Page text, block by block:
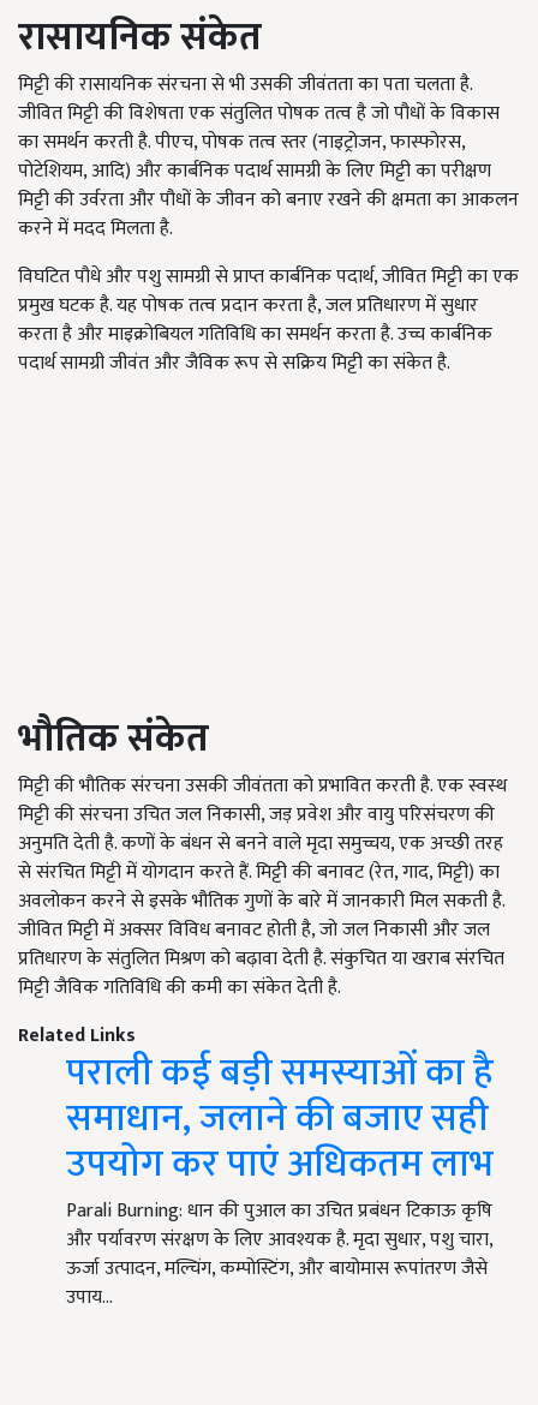
रासायनिक संकेत
मिट्टी की रासायनिक संरचना से भी उसकी जीवंतता का पता चलता है.
जीवित मिट्टी की विशेषता एक संतुलित पोषक तत्व है जो पौधों के विकास
का समर्थन करती है. पीएच, पोषक तत्व स्तर (नाइट्रोजन, फास्फोरस,
पोटेशियम, आदि) और कार्बनिक पदार्थ सामग्री के लिए मिट्टी का परीक्षण
मिट्टी की उर्वरता और पौधों के जीवन को बनाए रखने की क्षमता का आकलन
करने में मदद मिलता है.
विघटित पौधे और पशु सामग्री से प्राप्त कार्बनिक पदार्थ, जीवित मिट्टी का एक
प्रमुख घटक है. यह पोषक तत्व प्रदान करता है, जल प्रतिधारण में सुधार
करता है और माइक्रोबियल गतिविधि का समर्थन करता है. उच्च कार्बनिक
पदार्थ सामग्री जीवंत और जैविक रूप से सक्रिय मिट्टी का संकेत है.
भौतिक संकेत
मिट्टी की भौतिक संरचना उसकी जीवंतता को प्रभावित करती है. एक स्वस्थ
मिट्टी की संरचना उचित जल निकासी, जड़ प्रवेश और वायु परिसंचरण की
अनुमति देती है. कणों के बंधन से बनने वाले मृदा समुच्चय, एक अच्छी तरह
से संरचित मिट्टी में योगदान करते हैं. मिट्टी की बनावट (रेत, गाद, मिट्टी) का
अवलोकन करने से इसके भौतिक गुणों के बारे में जानकारी मिल सकती है.
जीवित मिट्टी में अक्सर विविध बनावट होती है, जो जल निकासी और जल
प्रतिधारण के संतुलित मिश्रण को बढ़ावा देती है. संकुचित या खराब संरचित
मिट्टी जैविक गतिविधि की कमी का संकेत देती है.
Related Links
पराली कई बड़ी समस्याओं का है
समाधान, जलाने की बजाए सही
उपयोग कर पाएं अधिकतम लाभ
Parali Burning: धान की पुआल का उचित प्रबंधन टिकाऊ कृषि
और पर्यावरण संरक्षण के लिए आवश्यक है. मृदा सुधार, पशु चारा,
ऊर्जा उत्पादन, मल्चिंग, कम्पोस्टिंग, और बायोमास रूपांतरण जैसे
उपाय…